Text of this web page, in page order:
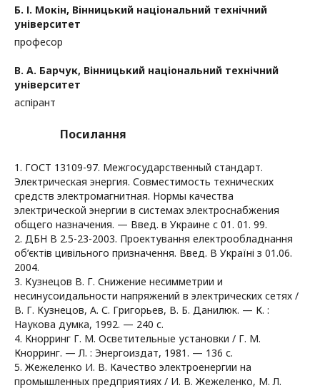
Б. І. Мокін, Вінницький національний технічний
університет
професор
В. А. Барчук, Вінницький національний технічний
університет
аспірант
Посилання
1. ГОСТ 13109-97. Межгосударственный стандарт.
Электрическая энергия. Совместимость технических
средств электромагнитная. Нормы качества
электрической энергии в системах электроснабжения
общего назначения. — Введ. в Украине с 01. 01. 99.
2. ДБН В 2.5-23-2003. Проектування електрообладнання
об’єктів цивільного призначення. Введ. В Україні з 01.06.
2004.
3. Кузнецов В. Г. Снижение несимметрии и
несинусоидальности напряжений в электрических сетях /
В. Г. Кузнецов, А. С. Григорьев, В. Б. Данилюк. — К. :
Наукова думка, 1992. — 240 с.
4. Кнорринг Г. М. Осветительные установки / Г. М.
Кнорринг. — Л. : Энергоиздат, 1981. — 136 с.
5. Жежеленко И. В. Качество электроенергии на
промышленных предприятиях / И. В. Жежеленко, М. Л.